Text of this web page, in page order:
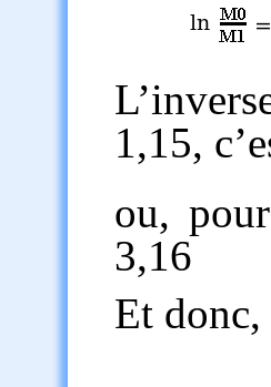
1,15,
ou,
3,16
Et donc,